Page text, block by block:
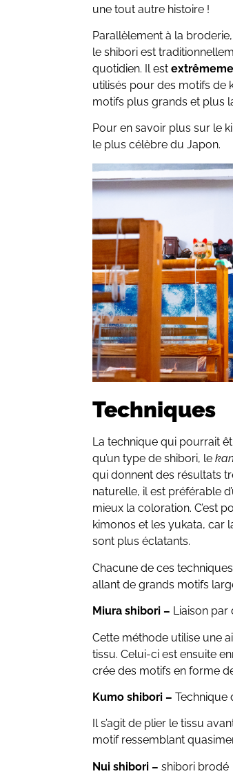
une tout autre histoire !
Parallèlement à la
le shibori est
quotidien. Il est
utilisés pour des motifs de
motifs plus grands et plus
Pour en savoir plus sur le
le plus célèbre du Japon.
Techniques
La technique qui pourrait
qu’un type de shibori, le
qui donnent des résultats
naturelle, il est préférable
mieux la coloration. C’est
kimonos et les yukata, car
sont plus éclatants.
Chacune de ces
allant de grands motifs
Miura shibori – Liaison
Cette méthode utilise une
tissu. Celui-ci est ensuite
crée des motifs en forme
Kumo shibori – Technique
Il s’agit de plier le tissu
motif ressemblant
Nui shibori – shibori brodé